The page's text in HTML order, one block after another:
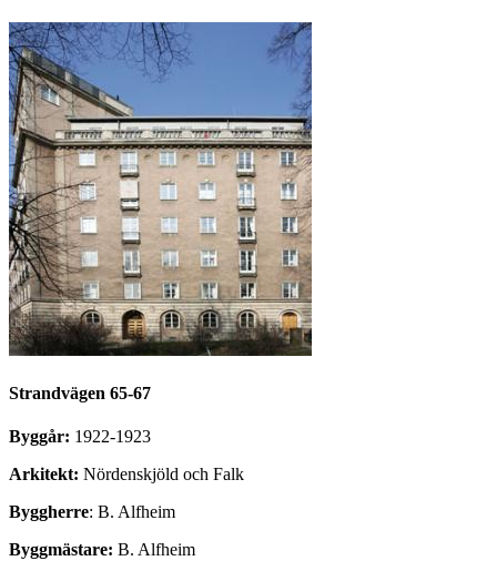
Strandvägen 65-67
Byggår: 1922-1923
Arkitekt: Nördenskjöld och Falk
Byggherre: B. Alfheim
Byggmästare: B. Alfheim